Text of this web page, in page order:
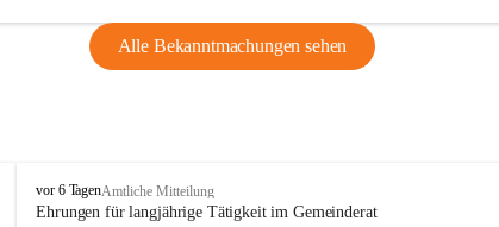
Alle Bekanntmachungen sehen
B
u
vor 6 TagenAmtliche Mitteilung
Ehrungen für langjährige Tätigkeit im Gemeinderat